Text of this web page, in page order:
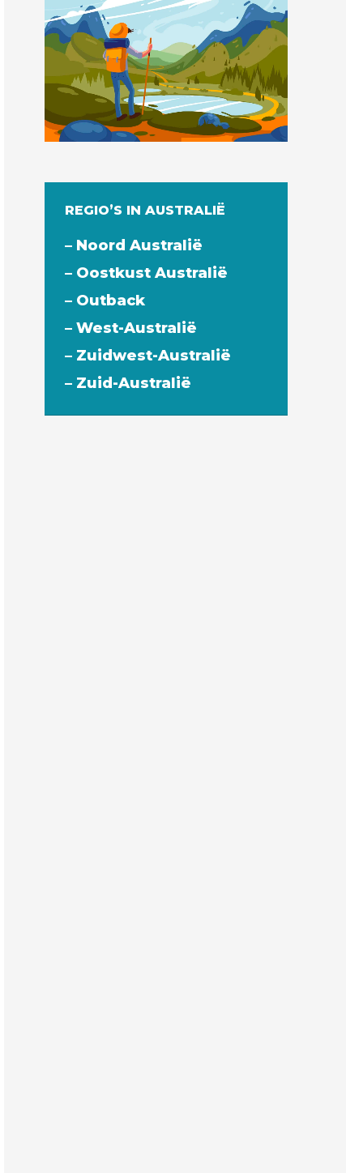
REGIO’S IN AUSTRALIË
– Noord Australië
– Oostkust Australië
– Outback
– West-Australië
– Zuidwest-Australië
– Zuid-Australië